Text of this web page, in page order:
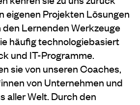
eigenen Projekten Lösungen
den Lernenden Werkzeuge
häufig technologiebasiert
und IT-Programme.
sie von unseren Coaches,
von Unternehmen und
aller Welt. Durch den